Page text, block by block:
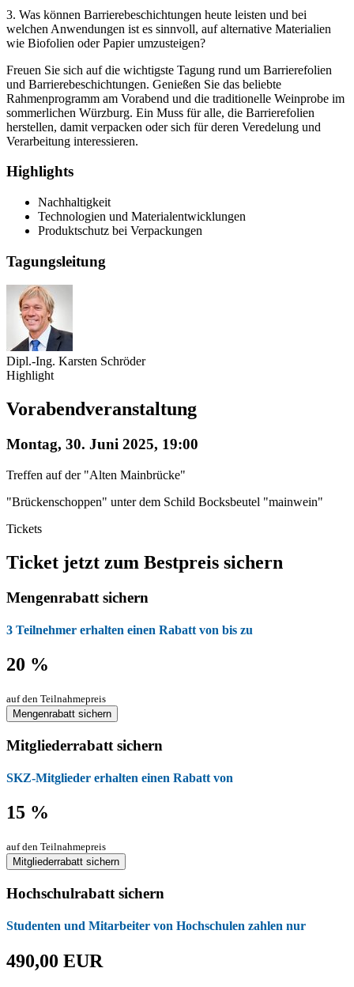
3. Was können Barrierebeschichtungen heute leisten und bei
welchen Anwendungen ist es sinnvoll, auf alternative Materialien
wie Biofolien oder Papier umzusteigen?
Freuen Sie sich auf die wichtigste Tagung rund um Barrierefolien
und Barrierebeschichtungen. Genießen Sie das beliebte
Rahmenprogramm am Vorabend und die traditionelle Weinprobe im
sommerlichen Würzburg. Ein Muss für alle, die Barrierefolien
herstellen, damit verpacken oder sich für deren Veredelung und
Verarbeitung interessieren.
Highlights
Nachhaltigkeit
Technologien und Materialentwicklungen
Produktschutz bei Verpackungen
Tagungsleitung
Dipl.-Ing. Karsten Schröder
Highlight
Vorabendveranstaltung
Montag, 30. Juni 2025, 19:00
Treffen auf der "Alten Mainbrücke"
"Brückenschoppen" unter dem Schild Bocksbeutel "mainwein"
Tickets
Ticket jetzt zum Bestpreis sichern
Mengenrabatt sichern
3 Teilnehmer erhalten einen Rabatt von bis zu
20 %
auf den Teilnahmepreis
Mengenrabatt sichern
Mitgliederrabatt sichern
SKZ-Mitglieder erhalten einen Rabatt von
15 %
auf den Teilnahmepreis
Mitgliederrabatt sichern
Hochschulrabatt sichern
Studenten und Mitarbeiter von Hochschulen zahlen nur
490,00 EUR